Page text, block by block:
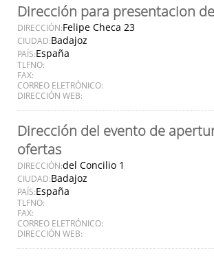
Dirección para presentacion
DIRECCIÓN:Felipe Checa 23
CIUDAD:Badajoz
PAÍS:España
TLFNO:
FAX:
CORREO ELETRÓNICO:
DIRECCIÓN WEB:
Dirección del evento de
ofertas
DIRECCIÓN:del Concilio 1
CIUDAD:Badajoz
PAÍS:España
TLFNO:
FAX:
CORREO ELETRÓNICO:
DIRECCIÓN WEB: